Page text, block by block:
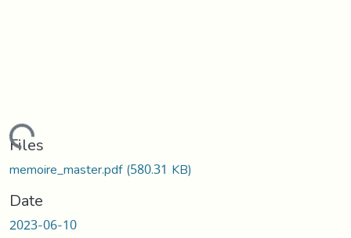
Loading...
Files
memoire_master.pdf(580.31 KB)
Date
2023-06-10